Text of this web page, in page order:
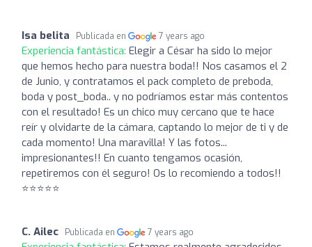
Isa belita Publicada en 7 years ago
Experiencia fantástica: Elegir a César ha sido lo mejor
que hemos hecho para nuestra boda!! Nos casamos el 2
de Junio, y contratamos el pack completo de preboda,
boda y post_boda.. y no podríamos estar más contentos
con el resultado! Es un chico muy cercano que te hace
reír y olvidarte de la cámara, captando lo mejor de ti y de
cada momento! Una maravilla! Y las fotos...
impresionantes!! En cuanto tengamos ocasión,
repetiremos con él seguro! Os lo recomiendo a todos!!
⭐⭐⭐⭐⭐
C. Ailec Publicada en 7 years ago